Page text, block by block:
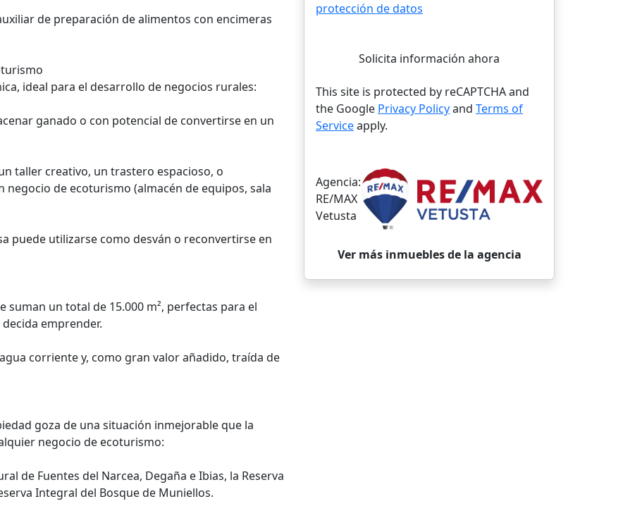
de preparación de alimentos con encimeras
ideal para el desarrollo de negocios rurales:
ganado o con potencial de convertirse en un
taller creativo, un trastero espacioso, o
de ecoturismo (almacén de equipos, sala
puede utilizarse como desván o reconvertirse en
suman un total de 15.000 m², perfectas para el
emprender.
corriente y, como gran valor añadido, traída de
goza de una situación inmejorable que la
negocio de ecoturismo:
de Fuentes del Narcea, Degaña e Ibias, la Reserva
Integral del Bosque de Muniellos.
protección de datos
Solicita información ahora
This site is protected by reCAPTCHA and
the Google Privacy Policyand Terms of
Serviceapply.
Agencia:
RE/MAX
Vetusta
Ver más inmuebles de la agencia